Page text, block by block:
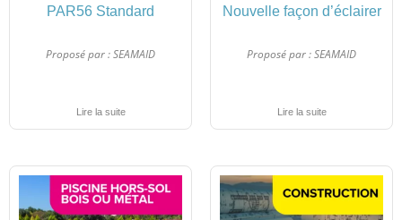
PAR56 Standard
Proposé par :SEAMAID
Lire la suite
Nouvelle façon d’éclairer
Proposé par :SEAMAID
Lire la suite